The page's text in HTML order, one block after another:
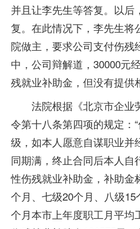
并且让李先生等答复。以
复。在此情况下，李先生
院做主，要求公司支付伤残
中，公司辩解道，30000元
残就业补助金，但没有提供
法院根据《北京市企业
令第十八条第四项的规定：
级，如本人愿意自谋职业并
同期满，终止合同后本人
性伤残就业补助金，补助金
个月、七级20个月、八级
个月本市上年度职工月平均